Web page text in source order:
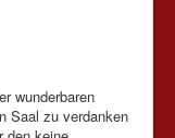
wunderbaren
Saal zu verdanken